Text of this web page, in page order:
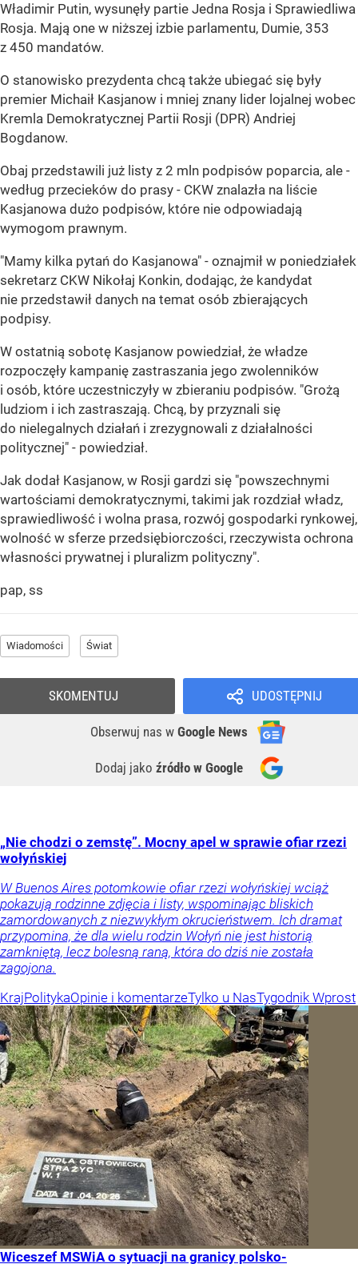
Władimir Putin, wysunęły partie Jedna Rosja i Sprawiedliwa
Rosja. Mają one w niższej izbie parlamentu, Dumie, 353
z 450 mandatów.
O stanowisko prezydenta chcą także ubiegać się były
premier Michaił Kasjanow i mniej znany lider lojalnej wobec
Kremla Demokratycznej Partii Rosji (DPR) Andriej
Bogdanow.
Obaj przedstawili już listy z 2 mln podpisów poparcia, ale -
według przecieków do prasy - CKW znalazła na liście
Kasjanowa dużo podpisów, które nie odpowiadają
wymogom prawnym.
"Mamy kilka pytań do Kasjanowa" - oznajmił w poniedziałek
sekretarz CKW Nikołaj Konkin, dodając, że kandydat
nie przedstawił danych na temat osób zbierających
podpisy.
W ostatnią sobotę Kasjanow powiedział, że władze
rozpoczęły kampanię zastraszania jego zwolenników
i osób, które uczestniczyły w zbieraniu podpisów. "Grożą
ludziom i ich zastraszają. Chcą, by przyznali się
do nielegalnych działań i zrezygnowali z działalności
politycznej" - powiedział.
Jak dodał Kasjanow, w Rosji gardzi się "powszechnymi
wartościami demokratycznymi, takimi jak rozdział władz,
sprawiedliwość i wolna prasa, rozwój gospodarki rynkowej,
wolność w sferze przedsiębiorczości, rzeczywista ochrona
własności prywatnej i pluralizm polityczny".
pap, ss
Wiadomości Świat
UDOSTĘPNIJ
Obserwuj nas w Google News
Dodaj jako źródło w Google
SKOMENTUJ
„Nie chodzi o zemstę”. Mocny apel w sprawie ofiar rzezi
wołyńskiej
W Buenos Aires potomkowie ofiar rzezi wołyńskiej wciąż
pokazują rodzinne zdjęcia i listy, wspominając bliskich
zamordowanych z niezwykłym okrucieństwem. Ich dramat
przypomina, że dla wielu rodzin Wołyń nie jest historią
zamkniętą, lecz bolesną raną, która do dziś nie została
zagojona.
KrajPolitykaOpinie i komentarzeTylko u NasTygodnik Wprost
Wiceszef MSWiA o sytuacji na granicy polsko-